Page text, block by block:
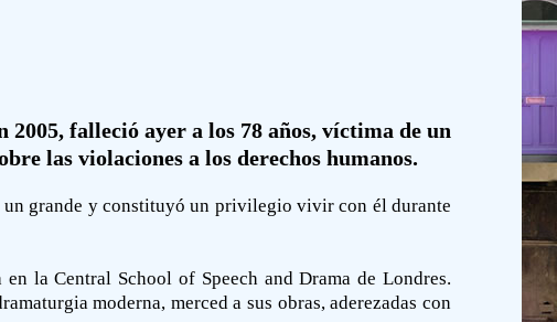
falleció ayer a los 78 años, víctima de un
las violaciones a los derechos humanos.
un grande y constituyó un privilegio vivir con él durante
la Central School of Speech and Drama de Londres.
moderna, merced a sus obras, aderezadas con